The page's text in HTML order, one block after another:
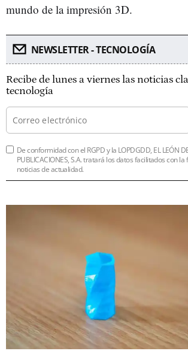
mundo de la impresión 3D.
NEWSLETTER - TECNOLOGÍA
Recibe de lunes a viernes las noticias
tecnología
De conformidad con el RGPD y la LOPDGDD, EL LEÓN
PUBLICACIONES, S.A. tratará los datos facilitados con
noticias de actualidad.